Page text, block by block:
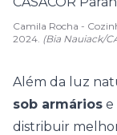
Camila Rocha -
2024. (Bia Nauiack/
Além da luz
sob armários e
distribuir